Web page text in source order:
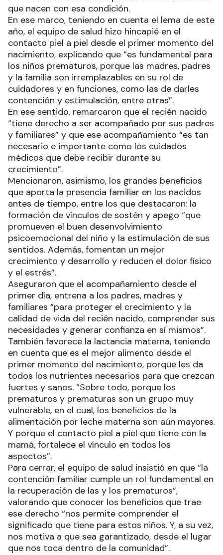
que nacen con esa condición.
En ese marco, teniendo en cuenta el lema de este
año, el equipo de salud hizo hincapié en el
contacto piel a piel desde el primer momento del
nacimiento, explicando que “es fundamental para
los niños prematuros, porque las madres, padres
y la familia son irremplazables en su rol de
cuidadores y en funciones, como las de darles
contención y estimulación, entre otras”.
En ese sentido, remarcaron que el recién nacido
“tiene derecho a ser acompañado por sus padres
y familiares” y que ese acompañamiento “es tan
necesario e importante como los cuidados
médicos que debe recibir durante su
crecimiento”.
Mencionaron, asimismo, los grandes beneficios
que aporta la presencia familiar en los nacidos
antes de tiempo, entre los que destacaron: la
formación de vínculos de sostén y apego “que
promueven el buen desenvolvimiento
psicoemocional del niño y la estimulación de sus
sentidos. Además, fomentan un mejor
crecimiento y desarrollo y reducen el dolor físico
y el estrés”.
Aseguraron que el acompañamiento desde el
primer día, entrena a los padres, madres y
familiares “para proteger el crecimiento y la
calidad de vida del recién nacido, comprender sus
necesidades y generar confianza en sí mismos”.
También favorece la lactancia materna, teniendo
en cuenta que es el mejor alimento desde el
primer momento del nacimiento, porque les da
todos los nutrientes necesarios para que crezcan
fuertes y sanos. “Sobre todo, porque los
prematuros y prematuras son un grupo muy
vulnerable, en el cual, los beneficios de la
alimentación por leche materna son aún mayores.
Y porque el contacto piel a piel que tiene con la
mamá, fortalece el vínculo en todos los
aspectos”.
Para cerrar, el equipo de salud insistió en que “la
contención familiar cumple un rol fundamental en
la recuperación de las y los prematuros”,
valorando que conocer los beneficios que trae
ese derecho “nos permite comprender el
significado que tiene para estos niños. Y, a su vez,
nos motiva a que sea garantizado, desde el lugar
que nos toca dentro de la comunidad”.